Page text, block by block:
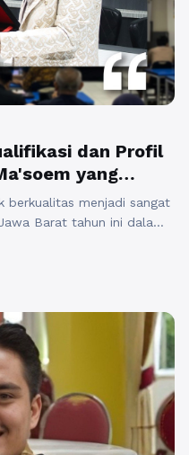
dan Profil
yang
berkualitas menjadi sangat
Barat tahun ini dalam
profesional dan
keilmuan modern yang
dan ...